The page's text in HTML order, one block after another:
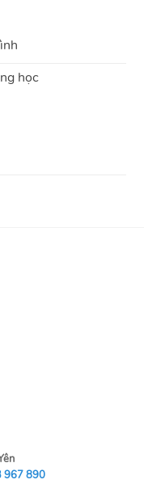
học
967 890